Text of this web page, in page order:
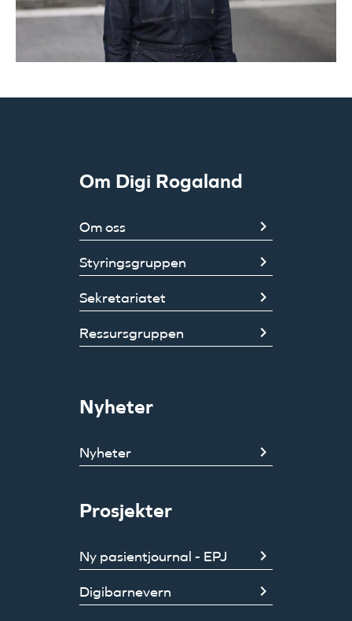
Om Digi Rogaland
Om oss
Styringsgruppen
Sekretariatet
Ressursgruppen
Nyheter
Nyheter
Prosjekter
Ny pasientjournal - EPJ
Digibarnevern